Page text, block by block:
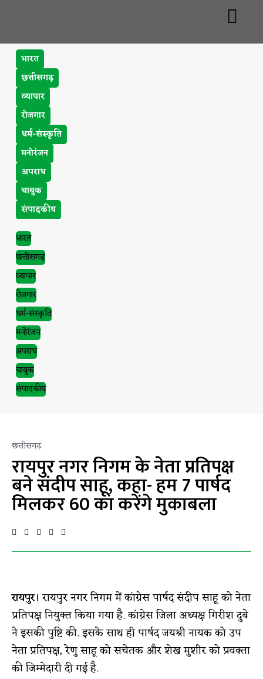
भारत
छत्तीसगढ़
व्यापार
रोजगार
धर्म-संस्कृति
मनोरंजन
अपराध
चाबुक
संपादकीय
भारत
छत्तीसगढ़
व्यापार
रोजगार
धर्म-संस्कृति
मनोरंजन
अपराध
चाबुक
संपादकीय
छत्तीसगढ़
रायपुर नगर निगम के नेता प्रतिपक्ष
बने संदीप साहू, कहा- हम 7 पार्षद
मिलकर 60 का करेंगे मुकाबला
रायपुर। रायपुर नगर निगम में कांग्रेस पार्षद संदीप साहू को नेता
प्रतिपक्ष नियुक्त किया गया है. कांग्रेस जिला अध्यक्ष गिरीश दुबे
ने इसकी पुष्टि की. इसके साथ ही पार्षद जयश्री नायक को उप
नेता प्रतिपक्ष, रेणु साहू को सचेतक और शेख मुशीर को प्रवक्ता
की जिम्मेदारी दी गई है.